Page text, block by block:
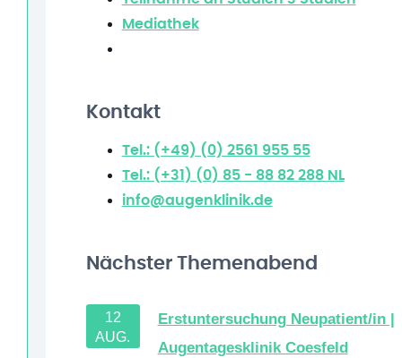
Mediathek
Kontakt
Tel.: (+49) (0) 2561 955 55
Tel.: (+31) (0) 85 - 88 82 288 NL
info@augenklinik.de
Nächster Themenabend
12
AUG.
Erstuntersuchung Neupatient/in |
Augentagesklinik Coesfeld